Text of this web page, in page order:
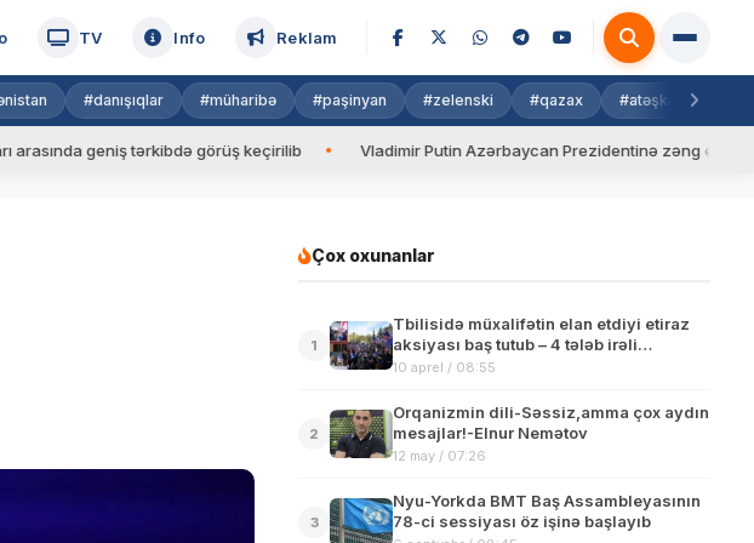
TV Info Reklam
#danışıqlar #müharibə #paşinyan #zelenski #qazax #atəşkəs
tərkibdə görüş keçirilib Vladimir Putin Azərbaycan Prezidentinə zəng edib
Çox oxunanlar
1
Tbilisidə müxalifətin elan etdiyi etiraz
aksiyası baş tutub – 4 tələb irəli
sürülüb…
10 aprel / 08:55
2
Orqanizmin dili-Səssiz,amma çox aydın
mesajlar!-Elnur Nemətov
12 may / 07:26
3
Nyu-Yorkda BMT Baş Assambleyasının
78-ci sessiyası öz işinə başlayıb